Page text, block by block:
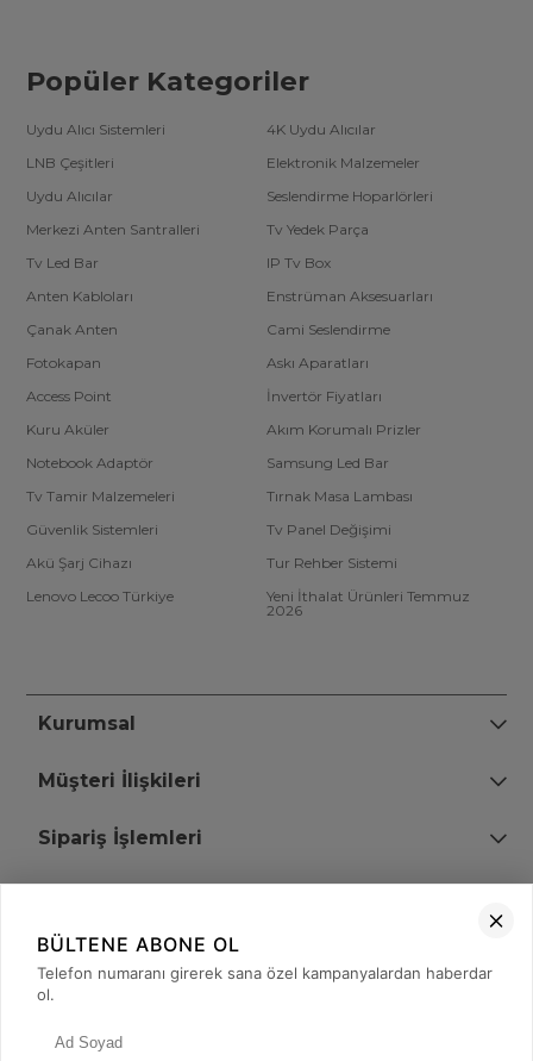
Popüler Kategoriler
Uydu Alıcı Sistemleri
4K Uydu Alıcılar
LNB Çeşitleri
Elektronik Malzemeler
Uydu Alıcılar
Seslendirme Hoparlörleri
Merkezi Anten Santralleri
Tv Yedek Parça
Tv Led Bar
IP Tv Box
Anten Kabloları
Enstrüman Aksesuarları
Çanak Anten
Cami Seslendirme
Fotokapan
Askı Aparatları
Access Point
İnvertör Fiyatları
Kuru Aküler
Akım Korumalı Prizler
Notebook Adaptör
Samsung Led Bar
Tv Tamir Malzemeleri
Tırnak Masa Lambası
Güvenlik Sistemleri
Tv Panel Değişimi
Akü Şarj Cihazı
Tur Rehber Sistemi
Lenovo Lecoo Türkiye
Yeni İthalat Ürünleri Temmuz
2026
Kurumsal
Müşteri İlişkileri
Sipariş İşlemleri
+90 (850) 473 08 08
BÜLTENE ABONE OL
Telefon numaranı girerek sana özel kampanyalardan haberdar
ol.